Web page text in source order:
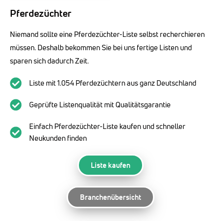
Pferdezüchter
Niemand sollte eine Pferdezüchter-Liste selbst recherchieren
müssen. Deshalb bekommen Sie bei uns fertige Listen und
sparen sich dadurch Zeit.
Liste mit 1.054 Pferdezüchtern aus ganz Deutschland
Geprüfte Listenqualität mit Qualitätsgarantie
Einfach Pferdezüchter-Liste kaufen und schneller
Neukunden finden
Liste kaufen
Branchenübersicht